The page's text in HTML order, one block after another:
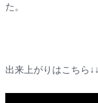
た。
出来上がりはこちら